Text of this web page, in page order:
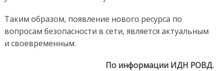
Таким образом, появление нового ресурса по
вопросам безопасности в сети, является актуальным
и своевременным.
По информации ИДН РОВД.